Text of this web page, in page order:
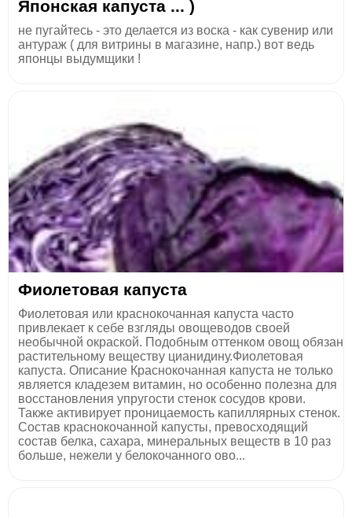
Японская капуста ... )
не пугайтесь - это делается из воска - как сувенир или
антураж ( для витрины в магазине, напр.) вот ведь
японцы выдумщики !
Фиолетовая капуста
Фиолетовая или краснокочанная капуста часто
привлекает к себе взгляды овощеводов своей
необычной окраской. Подобным оттенком овощ обязан
растительному веществу цианидину.Фиолетовая
капуста. Описание Краснокочанная капуста не только
является кладезем витамин, но особенно полезна для
восстановления упругости стенок сосудов крови.
Также активирует проницаемость капиллярных стенок.
Состав краснокочанной капусты, превосходящий
состав белка, сахара, минеральных веществ в 10 раз
больше, нежели у белокочанного ово...